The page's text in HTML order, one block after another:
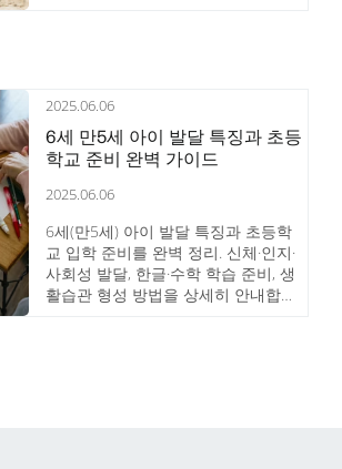
2025.06.06
6세 만5세 아이 발달 특징과 초등
학교 준비 완벽 가이드
2025.06.06
6세(만5세) 아이 발달 특징과 초등학
교 입학 준비를 완벽 정리. 신체·인지·
사회성 발달, 한글·수학 학습 준비, 생
활습관 형성 방법을 상세히 안내합니